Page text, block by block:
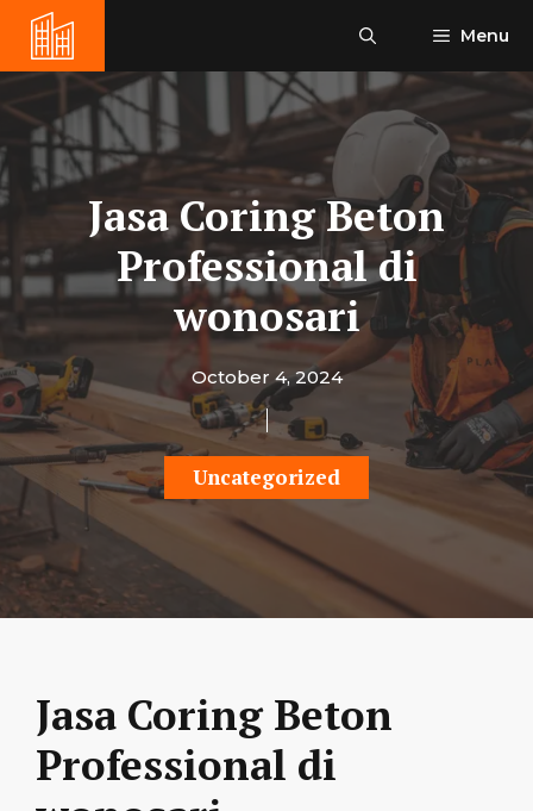
content
Menu
Jasa Coring Beton
Professional di
wonosari
October 4, 2024
Uncategorized
Jasa Coring Beton
Professional di